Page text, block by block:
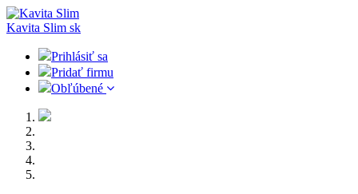
Kavita Slim sk
Prihlásiť sa
Pridať firmu
Obľúbené